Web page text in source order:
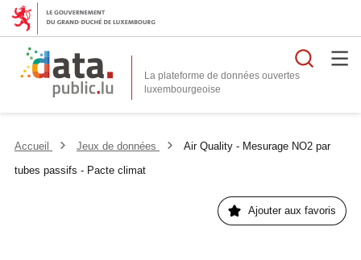
La plateforme de données ouvertes
Accueil Jeux de données
Air Quality - Mesurage NO2 par
tubes passifs - Pacte climat
Ajouter aux favoris